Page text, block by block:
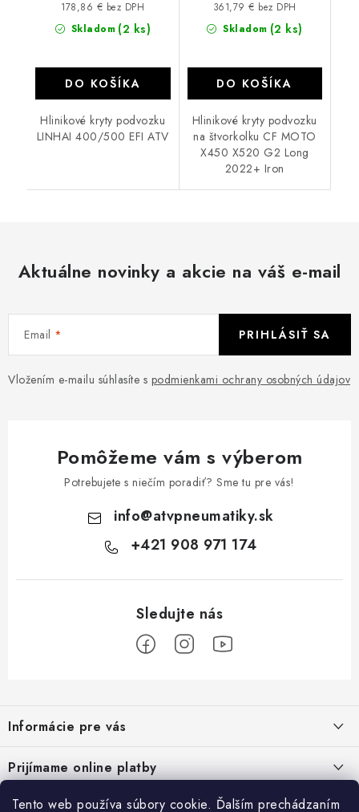
Tento web používa súbory cookie. Ďalším prechádzaním
Skladom (2 ks)
178,86 € bez DPH
DO KOŠÍKA
Hlinikové kryty podvozku
LINHAI 400/500 EFI ATV
Skladom (2 ks)
361,79 € bez DPH
DO KOŠÍKA
Hlinikové kryty podvozku
na štvorkolku CF MOTO
X450 X520 G2 Long
2022+ Iron
Aktuálne novinky a akcie na váš e-mail
Email
Vložením e-mailu súhlasíte s podmienkami ochrany osobných údajov
PRIHLÁSIŤ SA
Pomôžeme vám s výberom
Potrebujete s niečím poradiť? Sme tu pre vás!
info@atvpneumatiky.sk
+421 908 971 174
p
ä
t
Informácie pre vás
Prijímame online platby
Prihlásenie